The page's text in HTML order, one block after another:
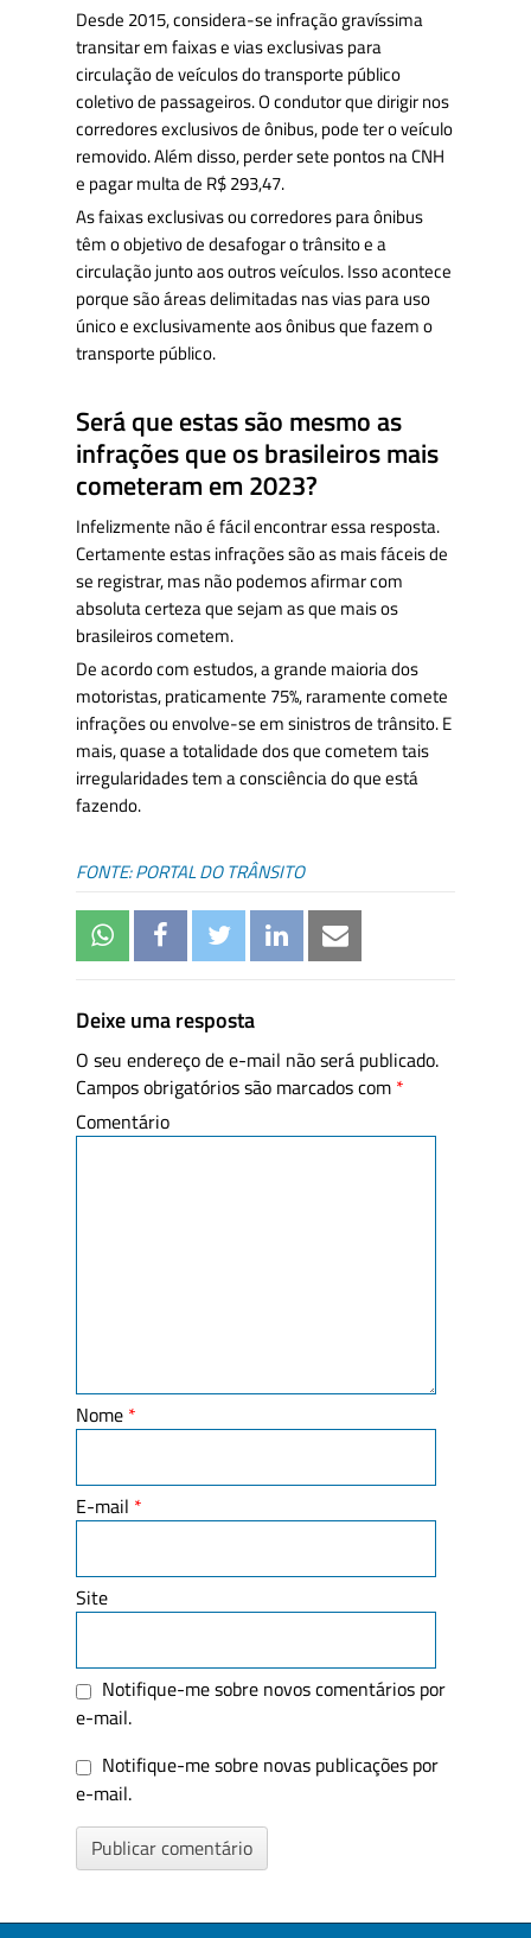
Desde 2015, considera-se infração gravíssima
transitar em faixas e vias exclusivas para
circulação de veículos do transporte público
coletivo de passageiros. O condutor que dirigir nos
corredores exclusivos de ônibus, pode ter o veículo
removido. Além disso, perder sete pontos na CNH
e pagar multa de R$ 293,47.
As faixas exclusivas ou corredores para ônibus
têm o objetivo de desafogar o trânsito e a
circulação junto aos outros veículos. Isso acontece
porque são áreas delimitadas nas vias para uso
único e exclusivamente aos ônibus que fazem o
transporte público.
Será que estas são mesmo as
infrações que os brasileiros mais
cometeram em 2023?
Infelizmente não é fácil encontrar essa resposta.
Certamente estas infrações são as mais fáceis de
se registrar, mas não podemos afirmar com
absoluta certeza que sejam as que mais os
brasileiros cometem.
De acordo com estudos, a grande maioria dos
motoristas, praticamente 75%, raramente comete
infrações ou envolve-se em sinistros de trânsito. E
mais, quase a totalidade dos que cometem tais
irregularidades tem a consciência do que está
fazendo.
FONTE: PORTAL DO TRÂNSITO
Deixe uma resposta
O seu endereço de e-mail não será publicado.
Campos obrigatórios são marcados com *
Comentário
Nome *
E-mail *
Site
Notifique-me sobre novos comentários por
e-mail.
Notifique-me sobre novas publicações por
e-mail.